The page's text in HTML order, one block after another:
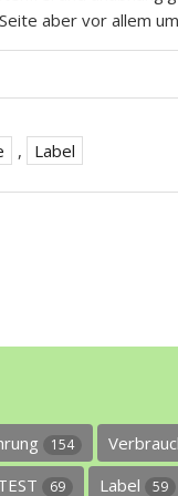
aber vor allem
, Label
154
69 Label 59